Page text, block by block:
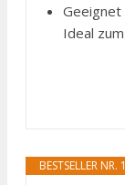
Geeignet
Ideal
BESTSELLER NR.